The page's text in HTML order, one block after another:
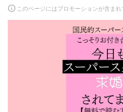
このページにはプロモーションが含ま